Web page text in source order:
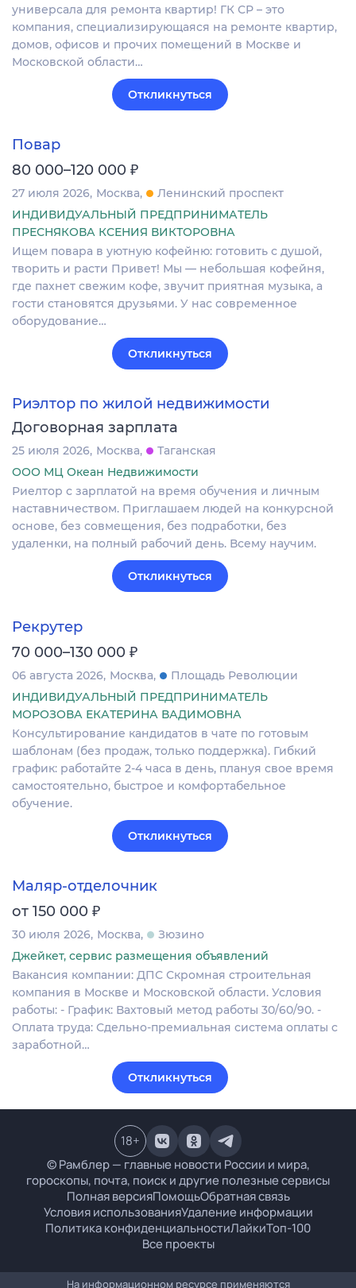
универсала для ремонта квартир! ГК СР – это
компания, специализирующаяся на ремонте квартир,
домов, офисов и прочих помещений в Москве и
Московской области…
Откликнуться
Повар
80 000–120 000 ₽
27 июля 2026 Москва
Ленинский проспект
ИНДИВИДУАЛЬНЫЙ ПРЕДПРИНИМАТЕЛЬ
ПРЕСНЯКОВА КСЕНИЯ ВИКТОРОВНА
Ищем повара в уютную кофейню: готовить с душой,
творить и расти Привет! Мы — небольшая кофейня,
где пахнет свежим кофе, звучит приятная музыка, а
гости становятся друзьями. У нас современное
оборудование…
Откликнуться
Риэлтор по жилой недвижимости
Договорная зарплата
25 июля 2026 Москва
Таганская
ООО МЦ Океан Недвижимости
Риелтор с зарплатой на время обучения и личным
наставничеством. Приглашаем людей на конкурсной
основе, без совмещения, без подработки, без
удаленки, на полный рабочий день. Всему научим.
Откликнуться
Рекрутер
70 000–130 000 ₽
06 августа 2026 Москва
Площадь Революции
ИНДИВИДУАЛЬНЫЙ ПРЕДПРИНИМАТЕЛЬ
МОРОЗОВА ЕКАТЕРИНА ВАДИМОВНА
Консультирование кандидатов в чате по готовым
шаблонам (без продаж, только поддержка). Гибкий
график: работайте 2-4 часа в день, плануя свое время
самостоятельно, быстрое и комфортабельное
обучение.
Откликнуться
Маляр-отделочник
от 150 000 ₽
30 июля 2026 Москва
Зюзино
Джейкет, сервис размещения объявлений
Вакансия компании: ДПС Скромная строительная
компания в Москве и Московской области. Условия
работы: - График: Вахтовый метод работы 30/60/90. -
Оплата труда: Сдельно-премиальная система оплаты с
заработной…
Откликнуться
© Рамблер — главные новости России и мира,
гороскопы, почта, поиск и другие полезные сервисы
Полная версияПомощьОбратная связь
Условия использованияУдаление информации
Политика конфиденциальностиЛайкиТоп-100
Все проекты
18+
На информационном ресурсе применяются